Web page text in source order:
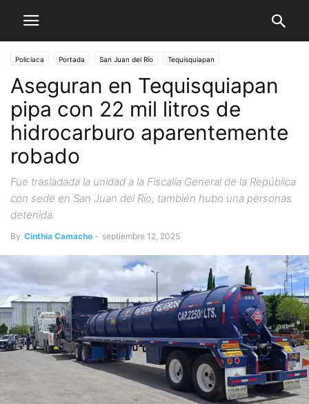
Policiaca Portada San Juan del Río Tequisquiapan
Aseguran en Tequisquiapan
pipa con 22 mil litros de
hidrocarburo aparentemente
robado
Fue trasladada la unidad a la Fiscalía General de la República
con sede en San Juan del Río, también hubo una personas
detenida.
By Cinthia Camacho - septiembre 12, 2025